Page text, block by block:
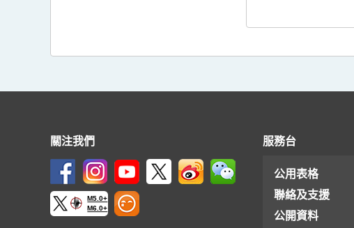
關注我們
M5.0+
M6.0+
服務台
公用表格
聯絡及支援
公開資料